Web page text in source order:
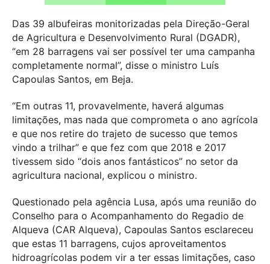
Das 39 albufeiras monitorizadas pela Direção-Geral
de Agricultura e Desenvolvimento Rural (DGADR),
“em 28 barragens vai ser possível ter uma campanha
completamente normal”, disse o ministro Luís
Capoulas Santos, em Beja.
“Em outras 11, provavelmente, haverá algumas
limitações, mas nada que comprometa o ano agrícola
e que nos retire do trajeto de sucesso que temos
vindo a trilhar” e que fez com que 2018 e 2017
tivessem sido “dois anos fantásticos” no setor da
agricultura nacional, explicou o ministro.
Questionado pela agência Lusa, após uma reunião do
Conselho para o Acompanhamento do Regadio de
Alqueva (CAR Alqueva), Capoulas Santos esclareceu
que estas 11 barragens, cujos aproveitamentos
hidroagrícolas podem vir a ter essas limitações, caso